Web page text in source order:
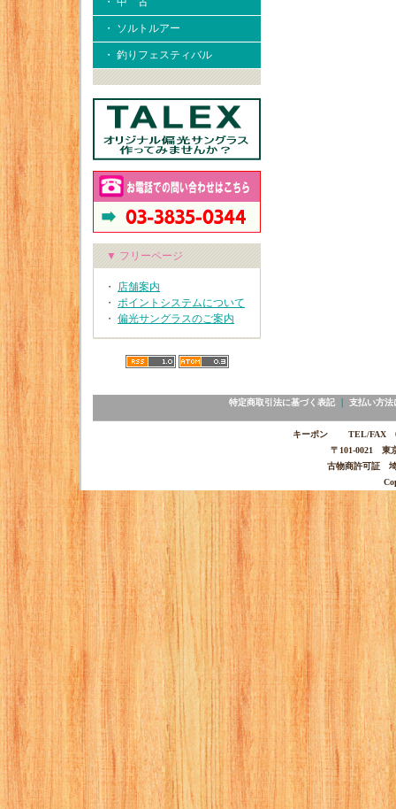
・ ソルトルアー
・ 釣りフェスティバル
▼ フリーページ
・ 店舗案内
・ ポイントシステムについて
・ 偏光サングラスのご案内
特定商取引法に基づく表記｜ 支払い方法
キーポン TEL/FAX
〒101-0021 東
古物商許可証